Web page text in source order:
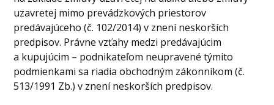
uzavretej mimo prevádzkových priestorov
predávajúceho (č. 102/2014) v znení neskorších
predpisov. Právne vzťahy medzi predávajúcim
a kupujúcim – podnikateľom neupravené týmito
podmienkami sa riadia obchodným zákonníkom (č.
513/1991 Zb.) v znení neskorších predpisov.